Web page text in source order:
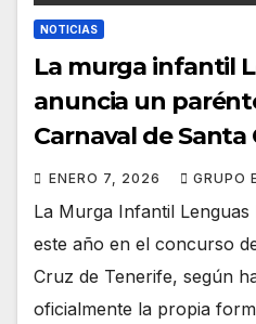
NOTICIAS
La murga infantil
anuncia un
Carnaval de Santa
ENERO 7, 2026 GRUPO
La Murga Infantil
este año en el concurso
Cruz de Tenerife, según
oficialmente la propia